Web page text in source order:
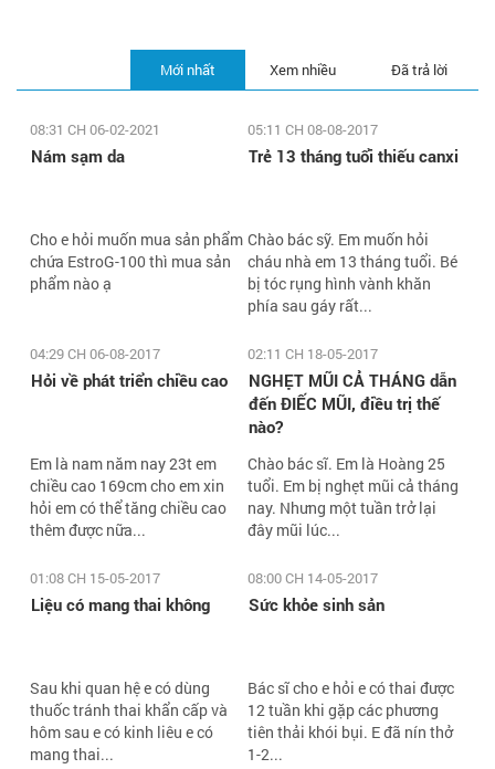
Đã trả lời
Xem nhiều
Mới nhất
08:31 CH 06-02-2021
Nám sạm da
Cho e hỏi muốn mua sản phẩm
chứa EstroG-100 thì mua sản
phẩm nào ạ
05:11 CH 08-08-2017
Trẻ 13 tháng tuổi thiếu canxi
Chào bác sỹ. Em muốn hỏi
cháu nhà em 13 tháng tuổi. Bé
bị tóc rụng hình vành khăn
phía sau gáy rất...
04:29 CH 06-08-2017
Hỏi về phát triển chiều cao
Em là nam năm nay 23t em
chiều cao 169cm cho em xin
hỏi em có thể tăng chiều cao
thêm được nữa...
02:11 CH 18-05-2017
NGHẸT MŨI CẢ THÁNG dẫn
đến ĐIẾC MŨI, điều trị thế
nào?
Chào bác sĩ. Em là Hoàng 25
tuổi. Em bị nghẹt mũi cả tháng
nay. Nhưng một tuần trở lại
đây mũi lúc...
01:08 CH 15-05-2017
Liệu có mang thai không
Sau khi quan hệ e có dùng
thuốc tránh thai khẩn cấp và
hôm sau e có kinh liêu e có
mang thai...
08:00 CH 14-05-2017
Sức khỏe sinh sản
Bác sĩ cho e hỏi e có thai được
12 tuần khi gặp các phương
tiên thải khói bụi. E đã nín thở
1-2...